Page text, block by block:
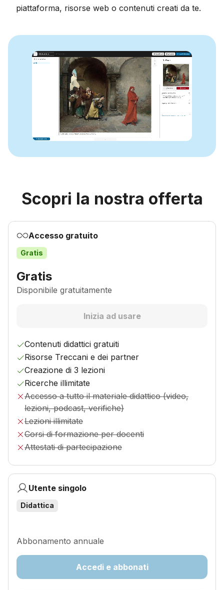
piattaforma, risorse web o contenuti creati da te.
Scopri la nostra offerta
Accesso gratuito
Gratis
Gratis
Disponibile gratuitamente
Inizia ad usare
Contenuti didattici gratuiti
Risorse Treccani e dei partner
Creazione di 3 lezioni
Ricerche illimitate
Accesso a tutto il materiale didattico (video,
lezioni, podcast, verifiche)
Lezioni illimitate
Corsi di formazione per docenti
Attestati di partecipazione
Utente singolo
Didattica
Abbonamento annuale
Accedi e abbonati